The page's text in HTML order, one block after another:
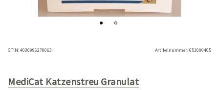
GTIN:4030996279063 Artikelnummer:651000405
MediCat Katzenstreu Granulat